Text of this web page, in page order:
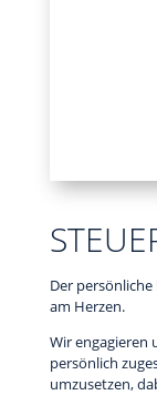
Der
am Herzen.
Wir engagieren
persönlich
umzusetzen,